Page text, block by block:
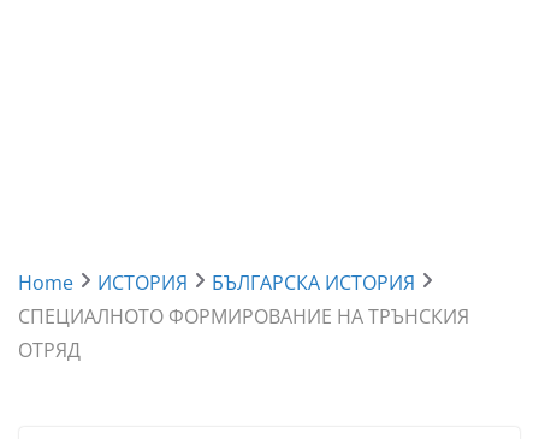
Home ИСТОРИЯ
БЪЛГАРСКА ИСТОРИЯ
СПЕЦИАЛНОТО ФОРМИРОВАНИЕ НА ТРЪНСКИЯ
ОТРЯД